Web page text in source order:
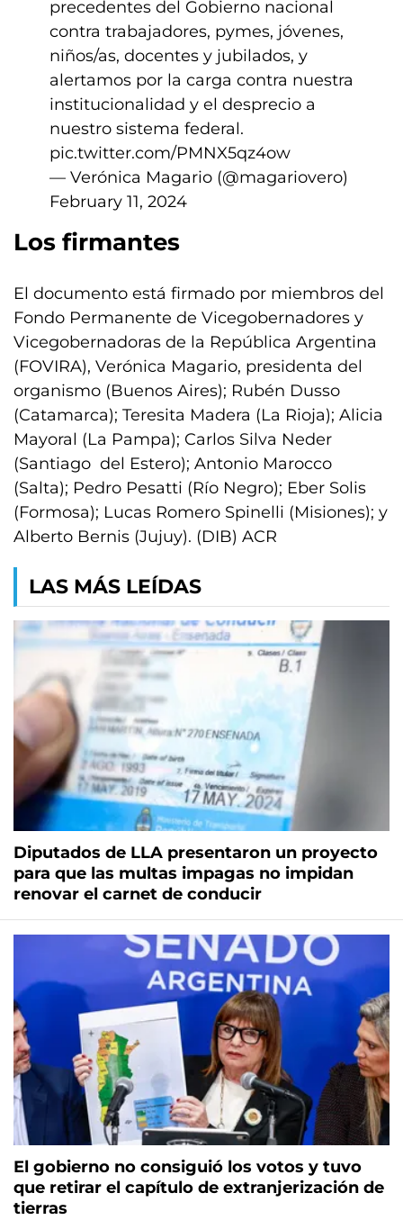
precedentes del Gobierno nacional
contra trabajadores, pymes, jóvenes,
niños/as, docentes y jubilados, y
alertamos por la carga contra nuestra
institucionalidad y el desprecio a
nuestro sistema federal.
pic.twitter.com/PMNX5qz4ow
— Verónica Magario (@magariovero)
February 11, 2024
Los firmantes
El documento está firmado por miembros del
Fondo Permanente de Vicegobernadores y
Vicegobernadoras de la República Argentina
(FOVIRA), Verónica Magario, presidenta del
organismo (Buenos Aires); Rubén Dusso
(Catamarca); Teresita Madera (La Rioja); Alicia
Mayoral (La Pampa); Carlos Silva Neder
(Santiago del Estero); Antonio Marocco
(Salta); Pedro Pesatti (Río Negro); Eber Solis
(Formosa); Lucas Romero Spinelli (Misiones); y
Alberto Bernis (Jujuy). (DIB) ACR
LAS MÁS LEÍDAS
Diputados de LLA presentaron un proyecto
para que las multas impagas no impidan
renovar el carnet de conducir
El gobierno no consiguió los votos y tuvo
que retirar el capítulo de extranjerización de
tierras